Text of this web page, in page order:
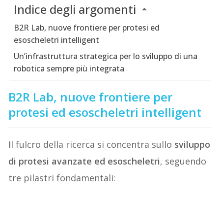
Indice degli argomenti
B2R Lab, nuove frontiere per protesi ed
esoscheletri intelligent
Un’infrastruttura strategica per lo sviluppo di una
robotica sempre più integrata
B2R Lab, nuove frontiere per
protesi ed esoscheletri intelligent
Il fulcro della ricerca si concentra sullo sviluppo
di protesi avanzate ed esoscheletri, seguendo
tre pilastri fondamentali: